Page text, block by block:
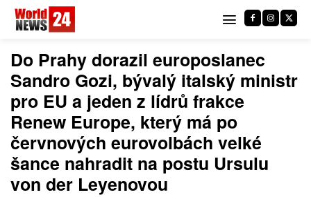
Do Prahy dorazil europoslanec
Sandro Gozi, bývalý italský ministr
pro EU a jeden z lídrů frakce
Renew Europe, který má po
červnových eurovolbách velké
šance nahradit na postu Ursulu
von der Leyenovou